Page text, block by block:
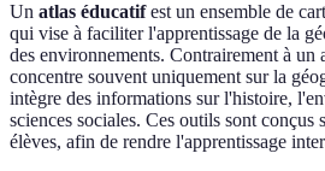
Un atlas éducatifest un ensemble de
qui vise à faciliter l'apprentissage de la
des environnements. Contrairement à un
concentre souvent uniquement sur la
intègre des informations sur l'histoire,
sciences sociales. Ces outils sont conçus
élèves, afin de rendre l'apprentissage